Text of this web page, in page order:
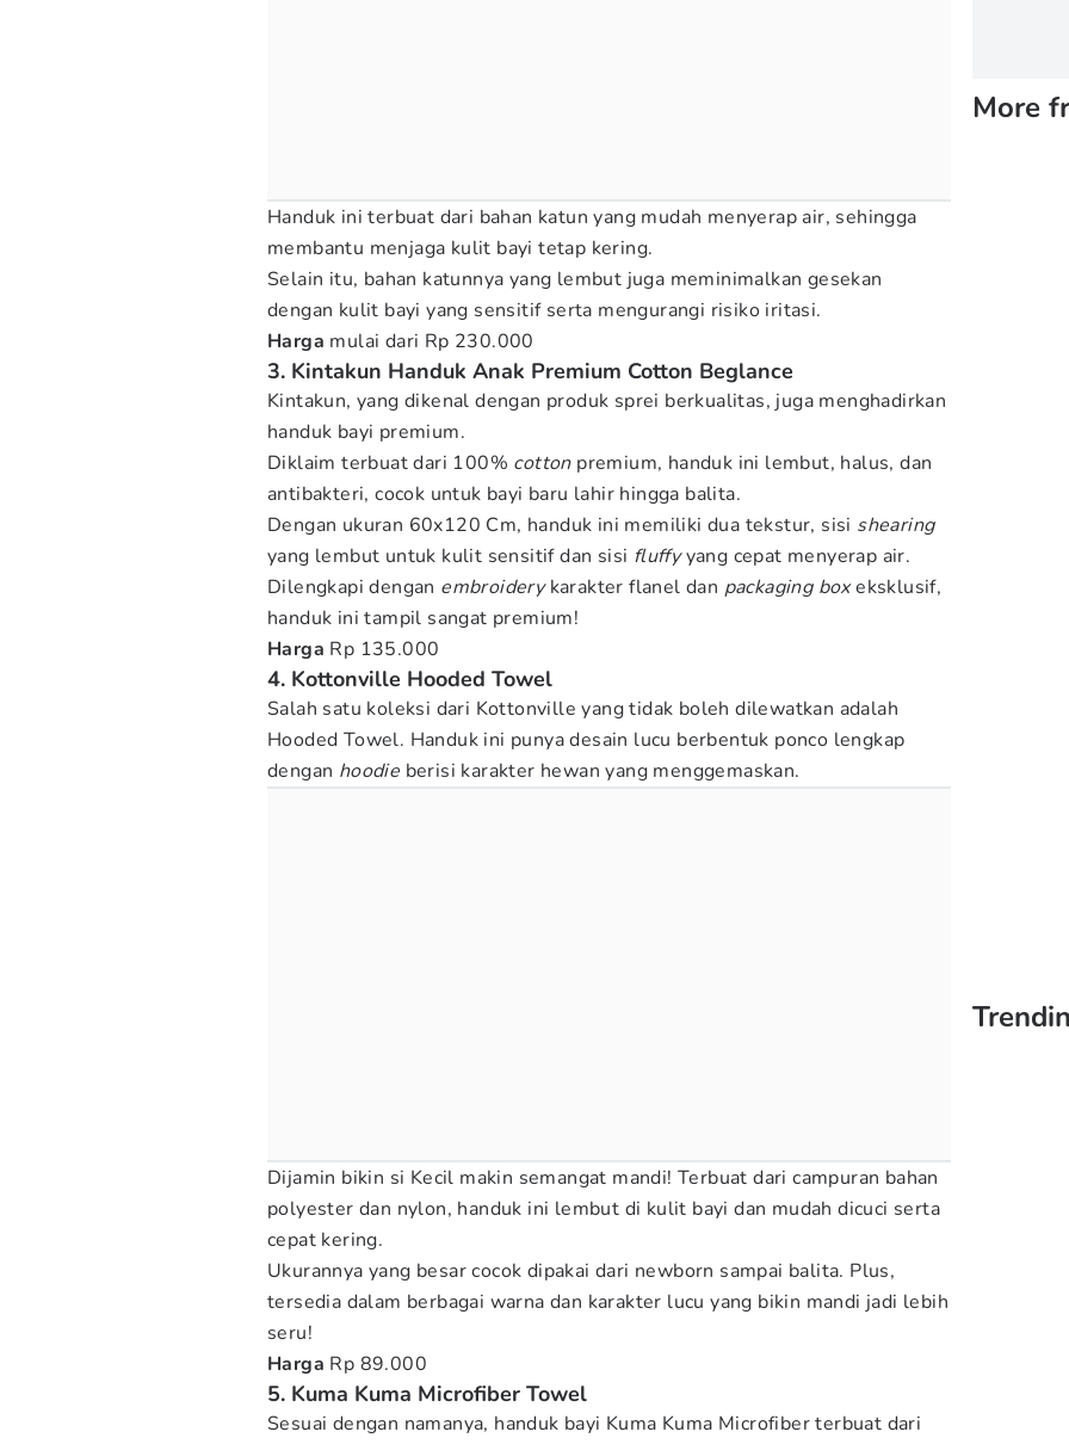
Handuk ini terbuat dari bahan katun yang mudah menyerap air, sehingga
membantu menjaga kulit bayi tetap kering.
Selain itu, bahan katunnya yang lembut juga meminimalkan gesekan
dengan kulit bayi yang sensitif serta mengurangi risiko iritasi.
Harga mulai dari Rp 230.000
3. Kintakun Handuk Anak Premium Cotton Beglance
Kintakun, yang dikenal dengan produk sprei berkualitas, juga menghadirkan
handuk bayi premium.
Diklaim terbuat dari 100% cottonpremium, handuk ini lembut, halus, dan
antibakteri, cocok untuk bayi baru lahir hingga balita.
Dengan ukuran 60x120 Cm, handuk ini memiliki dua tekstur, sisi shearing
yang lembut untuk kulit sensitif dan sisi fluffyyang cepat menyerap air.
Dilengkapi dengan embroiderykarakter flanel dan packaging boxeksklusif,
handuk ini tampil sangat premium!
Harga Rp 135.000
4. Kottonville Hooded Towel
Salah satu koleksi dari Kottonville yang tidak boleh dilewatkan adalah
Hooded Towel. Handuk ini punya desain lucu berbentuk ponco lengkap
dengan hoodie berisi karakter hewan yang menggemaskan.
Dijamin bikin si Kecil makin semangat mandi! Terbuat dari campuran bahan
polyester dan nylon, handuk ini lembut di kulit bayi dan mudah dicuci serta
cepat kering.
Ukurannya yang besar cocok dipakai dari newborn sampai balita. Plus,
tersedia dalam berbagai warna dan karakter lucu yang bikin mandi jadi lebih
seru!
Harga Rp 89.000
5. Kuma Kuma Microfiber Towel
Sesuai dengan namanya, handuk bayi Kuma Kuma Microfiber terbuat dari
More